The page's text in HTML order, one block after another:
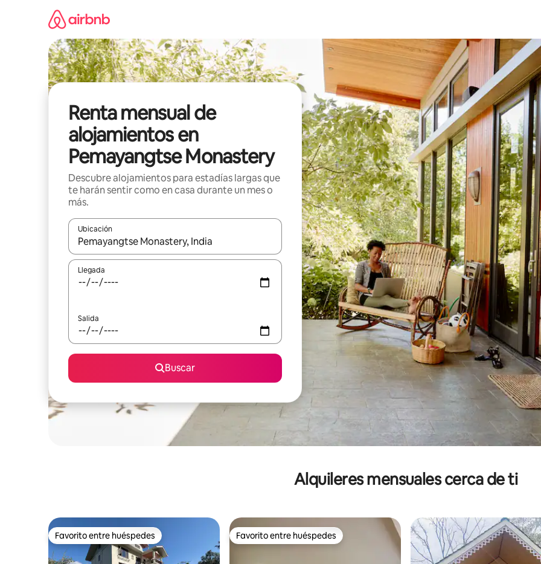
Renta mensual de
alojamientos en
Pemayangtse Monastery
Descubre alojamientos para estadías largas que
te harán sentir como en casa durante un mes o
más.
Ubicación
Cuando los resultados estén disponibles, navega con las teclas de flecha hacia arriba y hacia abajo o explora con el
Llegada
Salida
Buscar
Alquileres mensuales cerca de ti
Favorito entre huéspedes
Favorito entre huéspedes Favorito entre huéspedes
Favorito entre huéspedes